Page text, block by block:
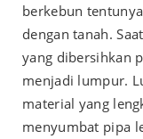
berkebun
dengan tanah.
yang dibersihkan
menjadi lumpur.
material yang
menyumbat pipa